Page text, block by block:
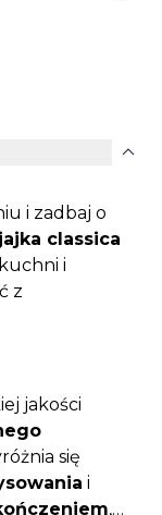
expand_more
i zadbaj o
classica
i
z
jakości
się
i
,